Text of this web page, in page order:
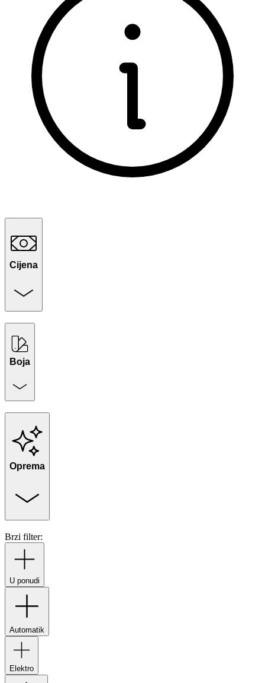
Cijena
Boja
Oprema
Brzi filter:
U ponudi
Automatik
Elektro